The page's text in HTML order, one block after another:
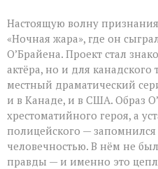
Настоящую волну
«Ночная жара», где он
О’Брайена. Проект стал
актёра, но и для
местный драматический
и в Канаде, и в США. Образ
хрестоматийного героя, а
полицейского — запомнился
человечностью. В нём не
правды — и именно это